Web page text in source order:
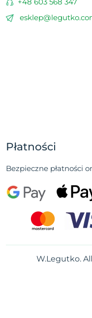
Płatności
Bezpieczne płatności
W.Legutko.